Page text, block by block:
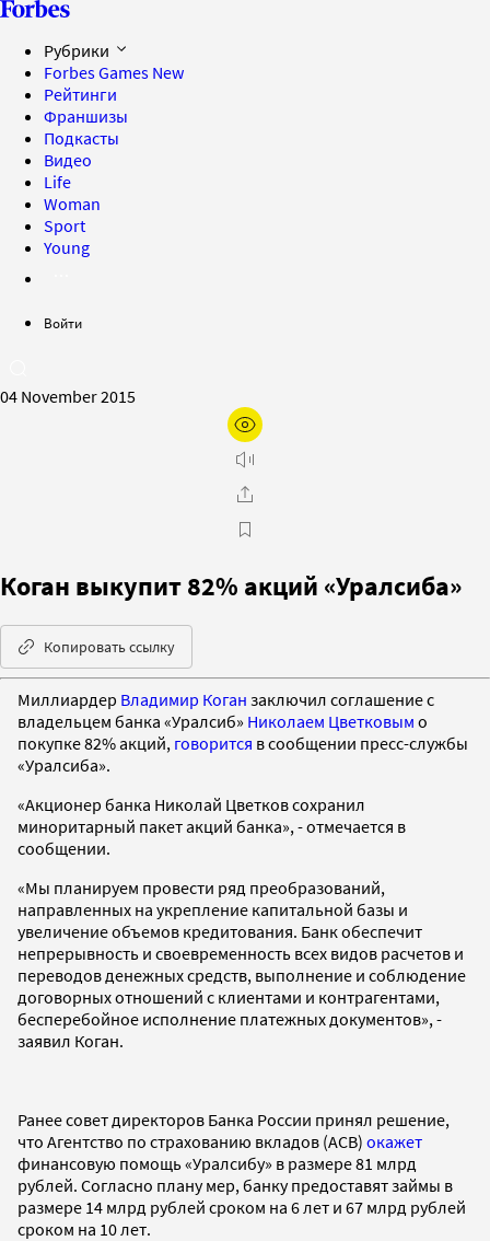
Рубрики
Forbes Games New
Рейтинги
Франшизы
Подкасты
Видео
Life
Woman
Sport
Young
Войти
04 November 2015
Коган выкупит 82% акций «Уралсиба»
Копировать ссылку
Миллиардер Владимир Коган заключил соглашение с
владельцем банка «Уралсиб» Николаем Цветковым о
покупке 82% акций, говорится в сообщении пресс-службы
«Уралсиба».
«Акционер банка Николай Цветков сохранил
миноритарный пакет акций банка», - отмечается в
сообщении.
«Мы планируем провести ряд преобразований,
направленных на укрепление капитальной базы и
увеличение объемов кредитования. Банк обеспечит
непрерывность и своевременность всех видов расчетов и
переводов денежных средств, выполнение и соблюдение
договорных отношений с клиентами и контрагентами,
бесперебойное исполнение платежных документов», -
заявил Коган.
Ранее совет директоров Банка России принял решение,
что Агентство по страхованию вкладов (АСВ) окажет
финансовую помощь «Уралсибу» в размере 81 млрд
рублей. Согласно плану мер, банку предоставят займы в
размере 14 млрд рублей сроком на 6 лет и 67 млрд рублей
сроком на 10 лет.